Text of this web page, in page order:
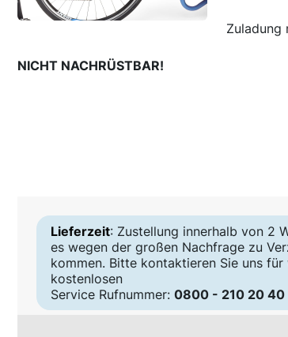
Zuladung
NICHT NACHRÜSTBAR!
Lieferzeit: Zustellung innerhalb von 2
es wegen der großen Nachfrage zu
kommen. Bitte kontaktieren Sie uns
kostenlosen
Service Rufnummer: 0800 - 210 20 40